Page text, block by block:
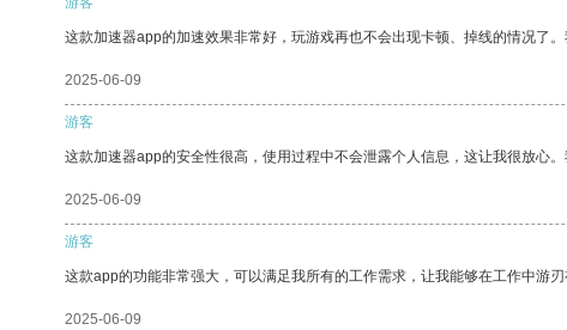
这款加速器app的加速效果非常好，玩游戏再也不会出现卡顿、掉线的情况了
2025-06-09
游客
这款加速器app的安全性很高，使用过程中不会泄露个人信息，这让我很放心
2025-06-09
游客
这款app的功能非常强大，可以满足我所有的工作需求，让我能够在工作中游刃
2025-06-09